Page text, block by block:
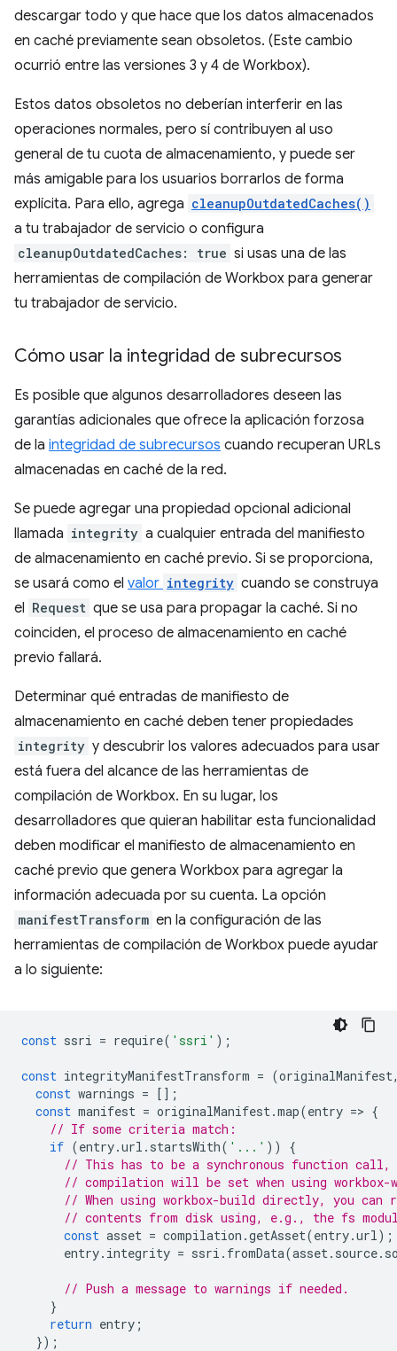
descargar todo y que hace que los datos almacenados
en caché previamente sean obsoletos. (Este cambio
ocurrió entre las versiones 3 y 4 de Workbox).
Estos datos obsoletos no deberían interferir en las
operaciones normales, pero sí contribuyen al uso
general de tu cuota de almacenamiento, y puede ser
más amigable para los usuarios borrarlos de forma
explícita. Para ello, agrega cleanupOutdatedCaches()
a tu trabajador de servicio o configura
cleanupOutdatedCaches: true si usas una de las
herramientas de compilación de Workbox para generar
tu trabajador de servicio.
Cómo usar la integridad de subrecursos
Es posible que algunos desarrolladores deseen las
garantías adicionales que ofrece la aplicación forzosa
de la integridad de subrecursos cuando recuperan URLs
almacenadas en caché de la red.
Se puede agregar una propiedad opcional adicional
llamada integrity a cualquier entrada del manifiesto
de almacenamiento en caché previo. Si se proporciona,
se usará como el valor integrity cuando se construya
el Request que se usa para propagar la caché. Si no
coinciden, el proceso de almacenamiento en caché
previo fallará.
Determinar qué entradas de manifiesto de
almacenamiento en caché deben tener propiedades
integrity y descubrir los valores adecuados para usar
está fuera del alcance de las herramientas de
compilación de Workbox. En su lugar, los
desarrolladores que quieran habilitar esta funcionalidad
deben modificar el manifiesto de almacenamiento en
caché previo que genera Workbox para agregar la
información adecuada por su cuenta. La opción
manifestTransform en la configuración de las
herramientas de compilación de Workbox puede ayudar
a lo siguiente:
const ssri = require( 'ssri' );
const integrityManifestTransform = (originalManifest
const warnings = [];
const manifest = originalManifest.map(entry => {
// If some criteria match:
if (entry.url . startsWith( '...' ))
{
// This has to be a synchronous function call,
// compilation will be set when using workbox-
// When using workbox-build directly, you
// contents from disk using, e.g., the fs
const asset = compilation .getAsset(entry.url);
entry. integrity = ssri . fromData(asset. source.
// Push a message to warnings if needed.
}
return entry ;
});